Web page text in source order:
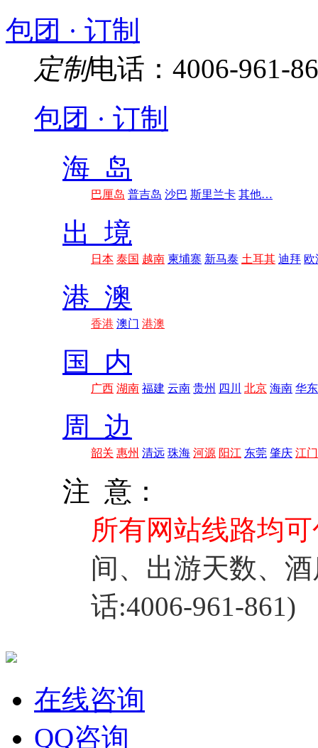
包团 · 订制
定制电话：4006-961-
包团 · 订制
海 岛
巴厘岛 普吉岛 沙巴 斯里兰卡 其他…
出 境
日本 泰国 越南 柬埔寨 新马泰 土耳其 迪拜 欧
港 澳
香港 澳门 港澳
国 内
广西 湖南 福建 云南 贵州 四川 北京 海南 华东
周 边
韶关 惠州 清远 珠海 河源 阳江 东莞 肇庆 江门
注 意：
所有网站线路均
间、出游天数、
话:4006-961-861)
在线咨询
QQ咨询